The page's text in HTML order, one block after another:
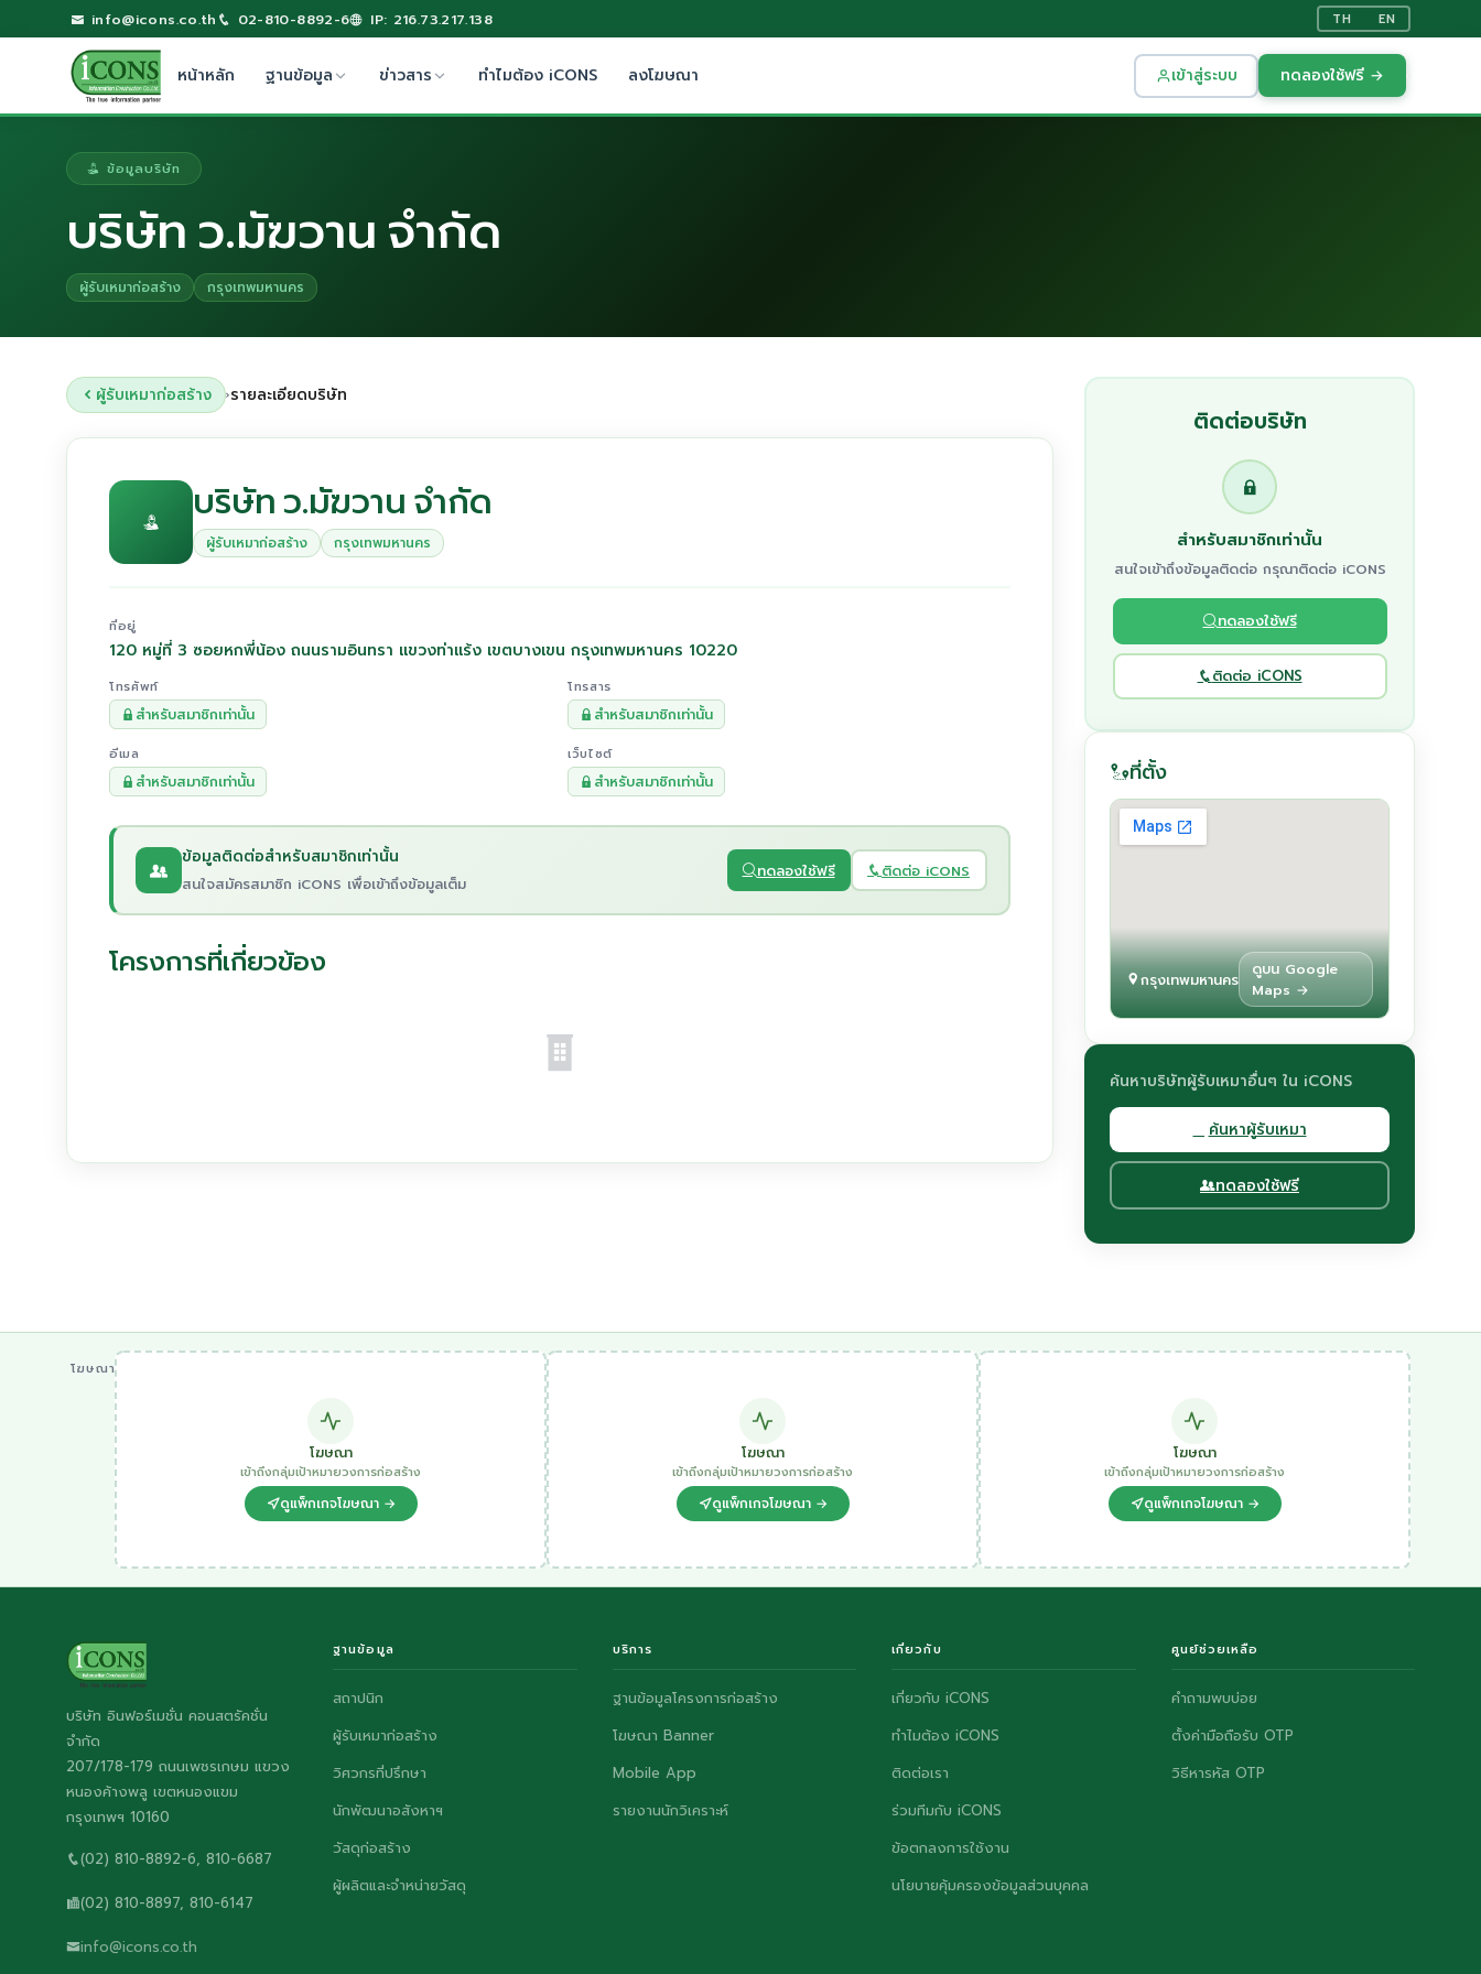
info@icons.co.th 02-810-8892-6 IP: 216.73.217.138 TH EN
หน้าหลัก ฐานข้อมูล ข่าวสาร ทำไมต้อง iCONS ลงโฆษณา เข้าสู่ระบบ ทดลองใช้ฟรี →
ข้อมูลบริษัท
บริษัท ว.มัฆวาน จำกัด
ผู้รับเหมาก่อสร้าง กรุงเทพมหานคร
ผู้รับเหมาก่อสร้าง ›รายละเอียดบริษัท
บริษัท ว.มัฆวาน จำกัด
ผู้รับเหมาก่อสร้าง กรุงเทพมหานคร
ที่อยู่
120 หมู่ที่ 3 ซอยหกพี่น้อง ถนนรามอินทรา แขวงท่าแร้ง เขตบางเขน กรุงเทพมหานคร 10220
โทรศัพท์
สำหรับสมาชิกเท่านั้น
โทรสาร
สำหรับสมาชิกเท่านั้น
อีเมล
สำหรับสมาชิกเท่านั้น
เว็บไซต์
สำหรับสมาชิกเท่านั้น
ข้อมูลติดต่อสำหรับสมาชิกเท่านั้น
สนใจสมัครสมาชิก iCONS เพื่อเข้าถึงข้อมูลเต็ม
ทดลองใช้ฟรี ติดต่อ iCONS
โครงการที่เกี่ยวข้อง
ติดต่อบริษัท
สำหรับสมาชิกเท่านั้น
สนใจเข้าถึงข้อมูลติดต่อ กรุณาติดต่อ iCONS
ทดลองใช้ฟรี
ติดต่อ iCONS
ที่ตั้ง
กรุงเทพมหานคร
ดูบน Google
Maps →
ค้นหาบริษัทผู้รับเหมาอื่นๆ ใน iCONS
ค้นหาผู้รับเหมา
ทดลองใช้ฟรี
โฆษณา
โฆษณา
เข้าถึงกลุ่มเป้าหมายวงการก่อสร้าง
ดูแพ็กเกจโฆษณา →
โฆษณา
เข้าถึงกลุ่มเป้าหมายวงการก่อสร้าง
ดูแพ็กเกจโฆษณา →
โฆษณา
เข้าถึงกลุ่มเป้าหมายวงการก่อสร้าง
ดูแพ็กเกจโฆษณา →
บริษัท อินฟอร์เมชั่น คอนสตรัคชั่น
จำกัด
207/178-179 ถนนเพชรเกษม แขวง
หนองค้างพลู เขตหนองแขม
กรุงเทพฯ 10160
(02) 810-8892-6, 810-6687
(02) 810-8897, 810-6147
info@icons.co.th
ฐานข้อมูล
สถาปนิก
ผู้รับเหมาก่อสร้าง
วิศวกรที่ปรึกษา
นักพัฒนาอสังหาฯ
วัสดุก่อสร้าง
ผู้ผลิตและจำหน่ายวัสดุ
บริการ
ฐานข้อมูลโครงการก่อสร้าง
โฆษณา Banner
Mobile App
รายงานนักวิเคราะห์
เกี่ยวกับ
เกี่ยวกับ iCONS
ทำไมต้อง iCONS
ติดต่อเรา
ร่วมทีมกับ iCONS
ข้อตกลงการใช้งาน
นโยบายคุ้มครองข้อมูลส่วนบุคคล
ศูนย์ช่วยเหลือ
คำถามพบบ่อย
ตั้งค่ามือถือรับ OTP
วิธีหารหัส OTP